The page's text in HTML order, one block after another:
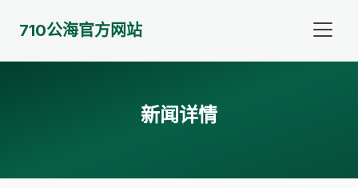
710公海官方网站
新闻详情